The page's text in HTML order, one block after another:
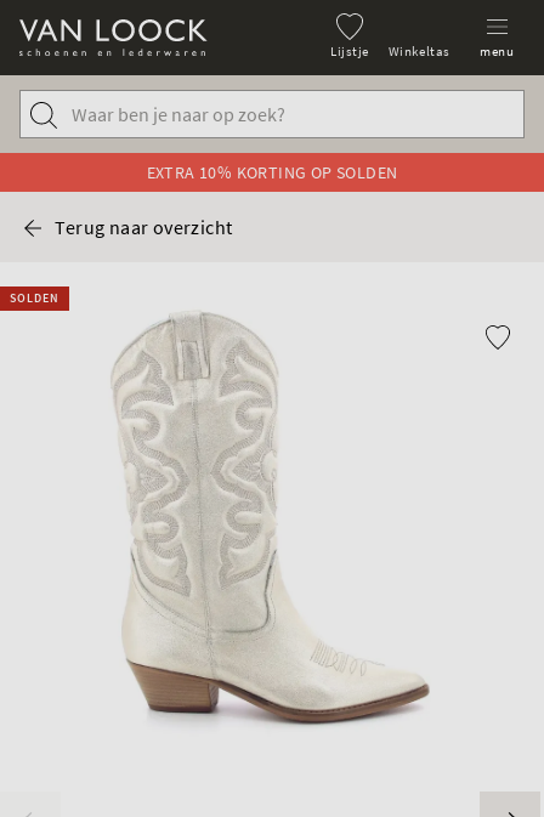
Lijstje Winkeltas menu
EXTRA 10% KORTING OP SOLDEN
Terug naar overzicht
SOLDEN